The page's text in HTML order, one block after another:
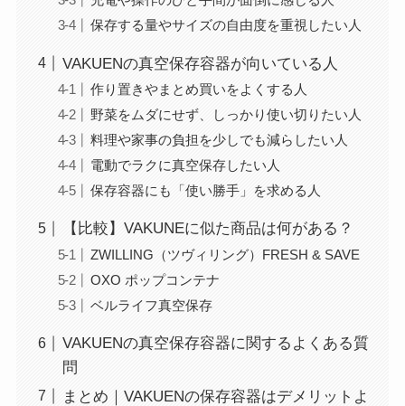
保存する量やサイズの自由度を重視したい人
VAKUENの真空保存容器が向いている人
作り置きやまとめ買いをよくする人
野菜をムダにせず、しっかり使い切りたい人
料理や家事の負担を少しでも減らしたい人
電動でラクに真空保存したい人
保存容器にも「使い勝手」を求める人
【比較】VAKUNEに似た商品は何がある？
ZWILLING（ツヴィリング）FRESH & SAVE
OXO ポップコンテナ
ベルライフ真空保存
VAKUENの真空保存容器に関するよくある質
問
まとめ｜VAKUENの保存容器はデメリットよ